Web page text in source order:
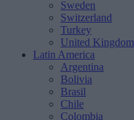
Sweden
Switzerland
Turkey
United Kingdom
Latin America
Argentina
Bolivia
Brasil
Chile
Colombia